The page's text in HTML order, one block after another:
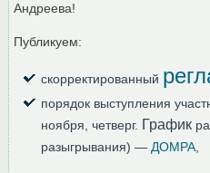
Андреева!
Публикуем:
скорректированный
порядок выступления
ноября, четверг. График
разыгрывания) — ДОМРА